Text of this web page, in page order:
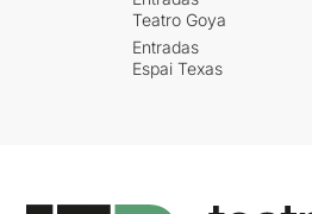
Teatro Goya
Entradas
Espai Texas